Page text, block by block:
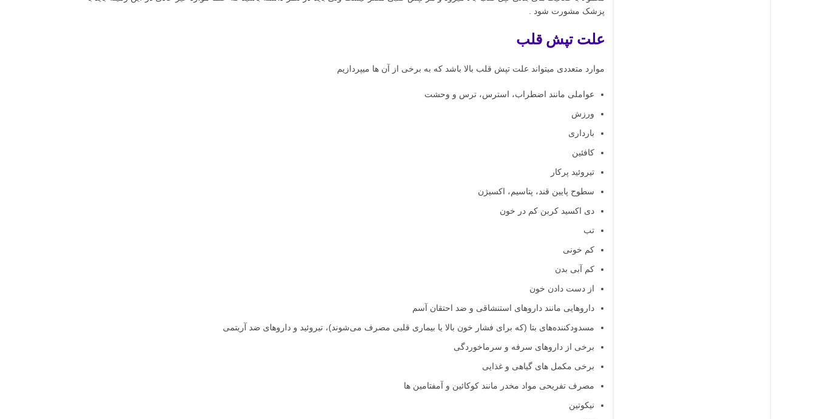
پزشک مشورت شود .
علت تپش قلب
موارد متعددی میتواند علت تپش قلب بالا باشد که به برخی از آن ها میپردازیم
عواملی مانند اضطراب، استرس، ترس و وحشت
ورزش
بارداری
کافئین
تیروئید پرکار
سطوح پایین قند، پتاسیم، اکسیژن
دی اکسید کربن کم در خون
تب
کم خونی
کم آبی بدن
از دست دادن خون
داروهایی مانند داروهای استنشاقی و ضد احتقان آسم
مسدودکننده‌های بتا (که برای فشار خون بالا یا بیماری قلبی مصرف می‌شوند)، تیروئید و داروهای ضد آریتمی
برخی از داروهای سرفه و سرماخوردگی
برخی مکمل های گیاهی و غذایی
مصرف تفریحی مواد مخدر مانند کوکائین و آمفتامین ها
نیکوتین